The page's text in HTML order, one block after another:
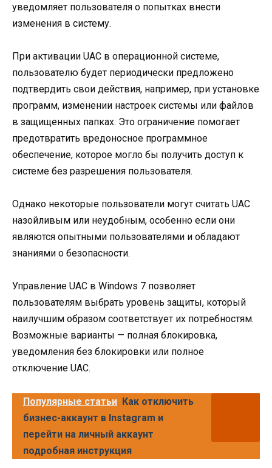
уведомляет пользователя о попытках внести
изменения в систему.
При активации UAC в операционной системе,
пользователю будет периодически предложено
подтвердить свои действия, например, при установке
программ, изменении настроек системы или файлов
в защищенных папках. Это ограничение помогает
предотвратить вредоносное программное
обеспечение, которое могло бы получить доступ к
системе без разрешения пользователя.
Однако некоторые пользователи могут считать UAC
назойливым или неудобным, особенно если они
являются опытными пользователями и обладают
знаниями о безопасности.
Управление UAC в Windows 7 позволяет
пользователям выбрать уровень защиты, который
наилучшим образом соответствует их потребностям.
Возможные варианты — полная блокировка,
уведомления без блокировки или полное
отключение UAC.
Популярные статьи Как отключить
бизнес-аккаунт в Instagram и
перейти на личный аккаунт
подробная инструкция